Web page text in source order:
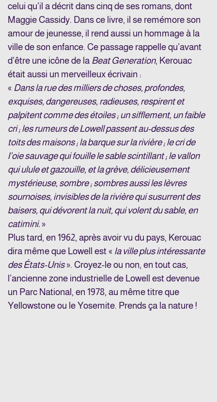
celui qu’il a décrit dans cinq de ses romans, dont
Maggie Cassidy. Dans ce livre, il se remémore son
amour de jeunesse, il rend aussi un hommage à la
ville de son enfance. Ce passage rappelle qu’avant
d’être une icône de la Beat Generation, Kerouac
était aussi un merveilleux écrivain :
« Dans la rue des milliers de choses, profondes,
exquises, dangereuses, radieuses, respirent et
palpitent comme des étoiles ; un sifflement, un faible
cri ; les rumeurs de Lowell passent au-dessus des
toits des maisons ; la barque sur la rivière ; le cri de
l’oie sauvage qui fouille le sable scintillant ; le vallon
qui ulule et gazouille, et la grève, délicieusement
mystérieuse, sombre ; sombres aussi les lèvres
sournoises, invisibles de la rivière qui susurrent des
baisers, qui dévorent la nuit, qui volent du sable, en
catimini. »
Plus tard, en 1962, après avoir vu du pays, Kerouac
dira même que Lowell est « la ville plus intéressante
des États-Unis». Croyez-le ou non, en tout cas,
l’ancienne zone industrielle de Lowell est devenue
un Parc National, en 1978, au même titre que
Yellowstone ou le Yosemite. Prends ça la nature !